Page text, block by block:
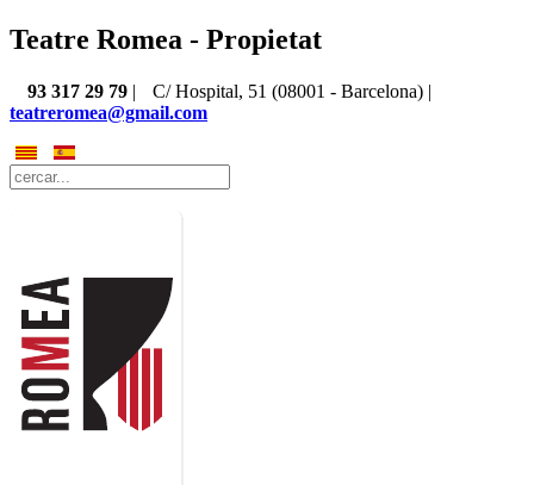
Teatre Romea - Propietat
93 317 29 79 |
C/ Hospital, 51 (08001 - Barcelona) |
teatreromea@gmail.com